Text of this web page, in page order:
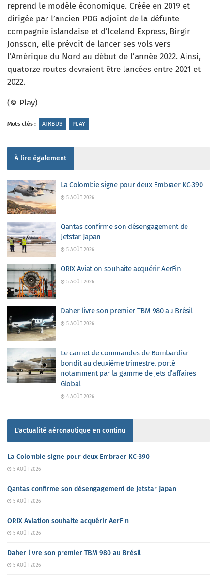
reprend le modèle économique. Créée en 2019 et
dirigée par l’ancien PDG adjoint de la défunte
compagnie islandaise et d’Iceland Express, Birgir
Jonsson, elle prévoit de lancer ses vols vers
l’Amérique du Nord au début de l’année 2022. Ainsi,
quatorze routes devraient être lancées entre 2021 et
2022.
(© Play)
Mots clés : AIRBUS PLAY
À lire également
La Colombie signe pour deux Embraer KC-390
5 AOÛT 2026
Qantas confirme son désengagement de
Jetstar Japan
5 AOÛT 2026
ORIX Aviation souhaite acquérir AerFin
5 AOÛT 2026
Daher livre son premier TBM 980 au Brésil
5 AOÛT 2026
Le carnet de commandes de Bombardier
bondit au deuxième trimestre, porté
notamment par la gamme de jets d’affaires
Global
4 AOÛT 2026
L'actualité aéronautique en continu
La Colombie signe pour deux Embraer KC-390
5 AOÛT 2026
Qantas confirme son désengagement de Jetstar Japan
5 AOÛT 2026
ORIX Aviation souhaite acquérir AerFin
5 AOÛT 2026
Daher livre son premier TBM 980 au Brésil
5 AOÛT 2026